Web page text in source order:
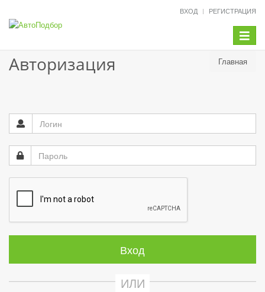
ВХОД РЕГИСТРАЦИЯ
Меню
Авторизация Главная
Вход
ИЛИ